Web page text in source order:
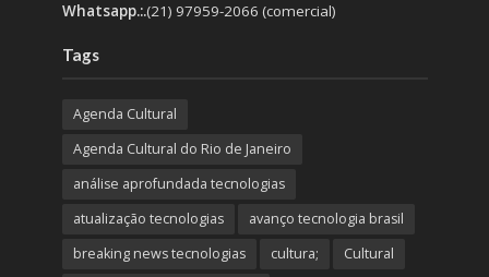
Whatsapp.:.(21) 97959-2066 (comercial)
Tags
Agenda Cultural
Agenda Cultural do Rio de Janeiro
análise aprofundada tecnologias
atualização tecnologias
avanço tecnologia brasil
breaking news tecnologias
cultura;
Cultural